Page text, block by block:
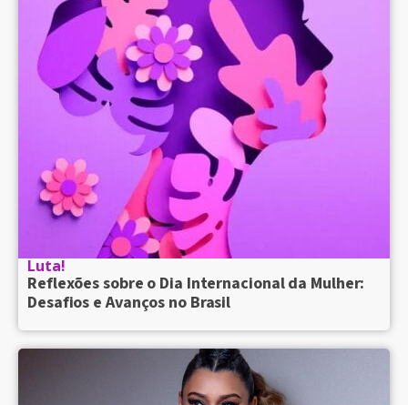
Luta!
Reflexões sobre o Dia Internacional da Mulher:
Desafios e Avanços no Brasil